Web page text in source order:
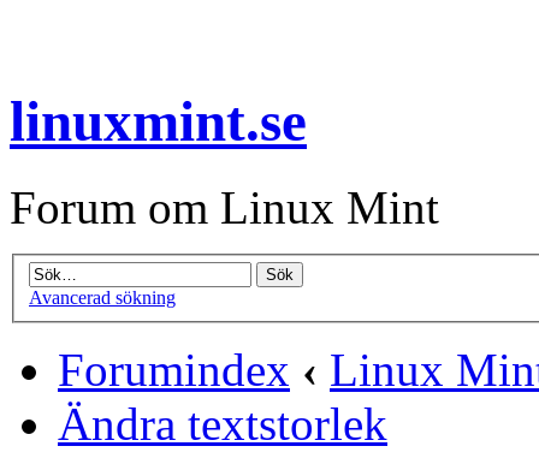
linuxmint.se
Forum om Linux Mint
Avancerad sökning
Forumindex ‹ Linux
Ändra textstorlek